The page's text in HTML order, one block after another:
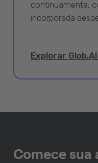
continuamente,
incorporada
Explorar Glob.AI
Comece sua